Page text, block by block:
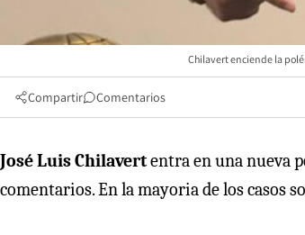
Chilavert enciende la
Compartir Comentarios
José Luis Chilavertentra en una nueva
comentarios. En la mayoria de los casos